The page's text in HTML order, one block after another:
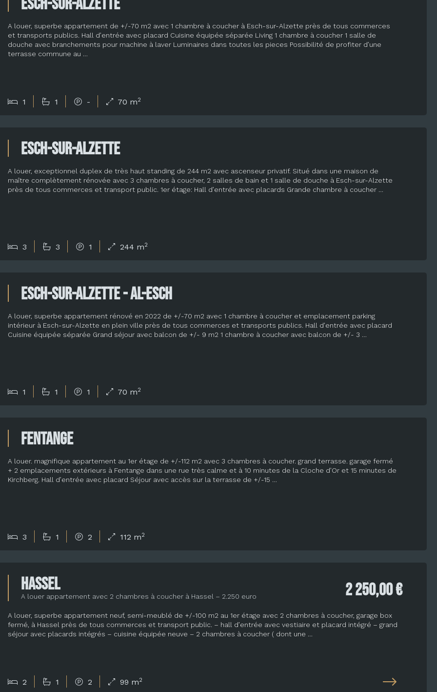
A louer, superbe appartement de +/-70 m2 avec 1 chambre à coucher à Esch-sur-Alzette près de tous commerces
et transports publics. Hall d’entrée avec placard Cuisine équipée séparée Living 1 chambre à coucher 1 salle de
douche avec branchements pour machine à laver Luminaires dans toutes les pieces Possibilité de profiter d’une
terrasse commune au …
1 1 - 70 m2
Esch-sur-Alzette
A louer, exceptionnel duplex de très haut standing de 244 m2 avec ascenseur privatif. Situé dans une maison de
maître complètement rénovée avec 3 chambres à coucher, 2 salles de bain et 1 salle de douche à Esch-sur-Alzette
près de tous commerces et transport public. 1er étage: Hall d’entrée avec placards Grande chambre à coucher …
3 3 1 244 m2
Esch-sur-Alzette - Al-Esch
A louer, superbe appartement rénové en 2022 de +/-70 m2 avec 1 chambre à coucher et emplacement parking
intérieur à Esch-sur-Alzette en plein ville près de tous commerces et transports publics. Hall d’entrée avec placard
Cuisine équipée séparée Grand séjour avec balcon de +/- 9 m2 1 chambre à coucher avec balcon de +/- 3 …
1 1 1 70 m2
Fentange
A louer. magnifique appartement au 1er étage de +/-112 m2 avec 3 chambres à coucher. grand terrasse. garage fermé
+ 2 emplacements extérieurs à Fentange dans une rue très calme et à 10 minutes de la Cloche d’Or et 15 minutes de
Kirchberg. Hall d’entrée avec placard Séjour avec accès sur la terrasse de +/-15 …
3 1 2 112 m2
2 250,00 €
Hassel
A louer appartement avec 2 chambres à coucher à Hassel – 2.250 euro
A louer, superbe appartement neuf, semi-meublé de +/-100 m2 au 1er étage avec 2 chambres à coucher, garage box
fermé, à Hassel près de tous commerces et transport public. – hall d’entrée avec vestiaire et placard intégré – grand
séjour avec placards intégrés – cuisine équipée neuve – 2 chambres à coucher ( dont une …
2 1 2 99 m2